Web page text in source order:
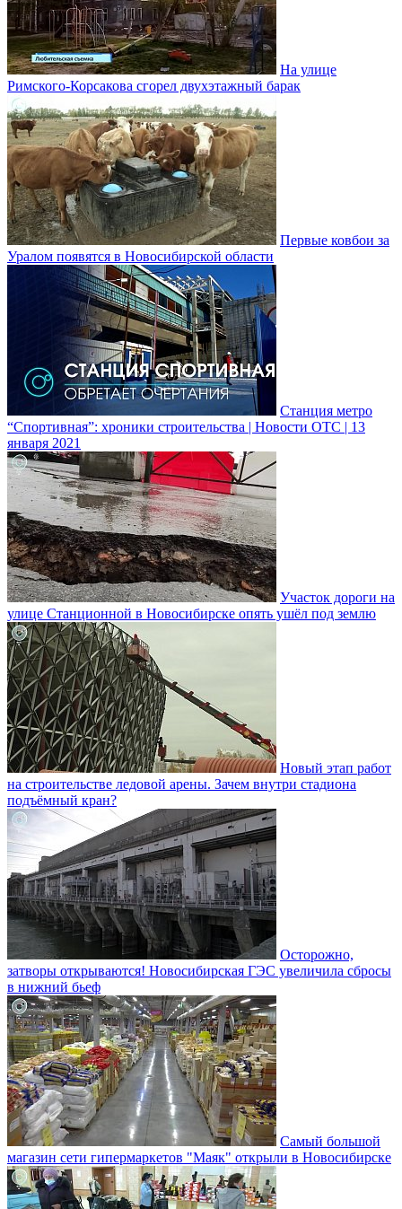
На улице
Римского-Корсакова сгорел двухэтажный барак
Первые ковбои за
Уралом появятся в Новосибирской области
Станция метро
“Спортивная”: хроники строительства | Новости ОТС | 13
января 2021
Участок дороги на
улице Станционной в Новосибирске опять ушёл под землю
Новый этап работ
на строительстве ледовой арены. Зачем внутри стадиона
подъёмный кран?
Осторожно,
затворы открываются! Новосибирская ГЭС увеличила сбросы
в нижний бьеф
Самый большой
магазин сети гипермаркетов "Маяк" открыли в Новосибирске